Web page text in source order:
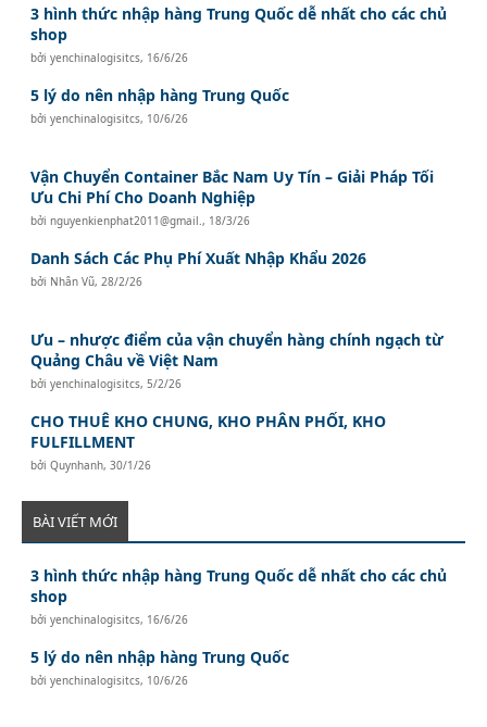
3 hình thức nhập hàng Trung Quốc dễ nhất cho các chủ
shop
bởiyenchinalogisitcs, 16/6/26
5 lý do nên nhập hàng Trung Quốc
bởiyenchinalogisitcs, 10/6/26
Vận Chuyển Container Bắc Nam Uy Tín – Giải Pháp Tối
Ưu Chi Phí Cho Doanh Nghiệp
bởinguyenkienphat2011@gmail., 18/3/26
Danh Sách Các Phụ Phí Xuất Nhập Khẩu 2026
bởi Nhân Vũ,28/2/26
Ưu – nhược điểm của vận chuyển hàng chính ngạch từ
Quảng Châu về Việt Nam
bởiyenchinalogisitcs,5/2/26
CHO THUÊ KHO CHUNG, KHO PHÂN PHỐI, KHO
FULFILLMENT
bởiQuynhanh,30/1/26
BÀI VIẾT MỚI
3 hình thức nhập hàng Trung Quốc dễ nhất cho các chủ
shop
bởiyenchinalogisitcs, 16/6/26
5 lý do nên nhập hàng Trung Quốc
bởiyenchinalogisitcs, 10/6/26